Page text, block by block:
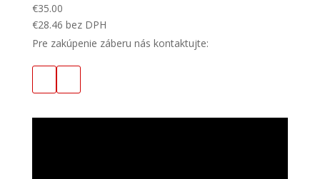
€35.00
€28.46 bez DPH
Pre zakúpenie záberu nás kontaktujte: